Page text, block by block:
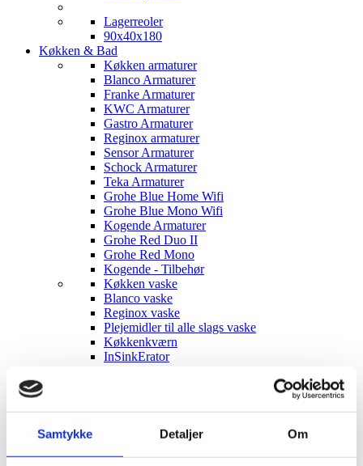
Samtykke Detaljer Om
Lagerreoler
90x40x180
Køkken & Bad
Køkken armaturer
Blanco Armaturer
Franke Armaturer
KWC Armaturer
Gastro Armaturer
Reginox armaturer
Sensor Armaturer
Schock Armaturer
Teka Armaturer
Grohe Blue Home Wifi
Grohe Blue Mono Wifi
Kogende Armaturer
Grohe Red Duo II
Grohe Red Mono
Kogende - Tilbehør
Køkken vaske
Blanco vaske
Reginox vaske
Plejemidler til alle slags vaske
Køkkenkværn
InSinkErator
Blanco sæbedispensere
Schock Sæbedisp.
KWC Sæbedisp.
Reginox sæbedisp.